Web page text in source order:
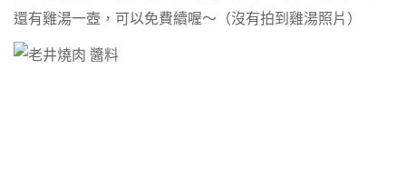
還有雞湯一壺，可以免費續喔～（沒有拍到雞湯照片）